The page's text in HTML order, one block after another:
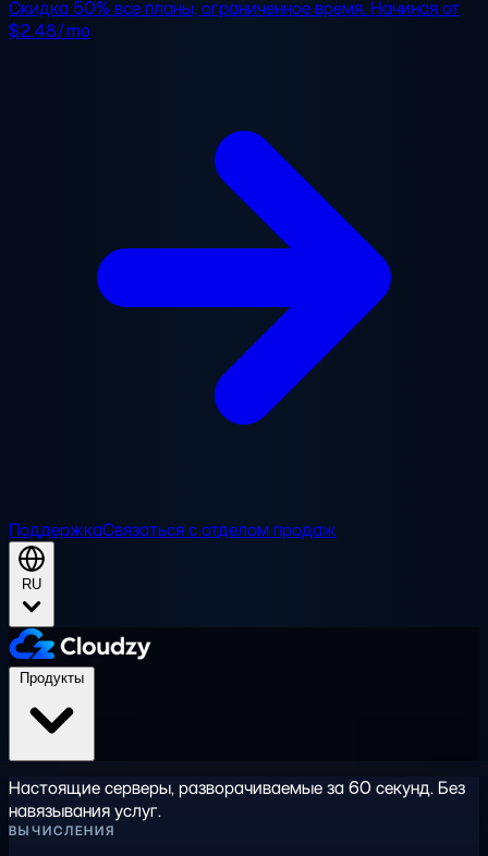
Скидка 50% все планы, ограниченное время. Начиная от
$2.48/mo
ПоддержкаСвязаться с отделом продаж
RU
Настоящие серверы, разворачиваемые за 60 секунд. Без
навязывания услуг.
ВЫЧИСЛЕНИЯ